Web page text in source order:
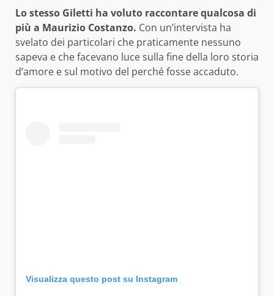
Lo stesso Giletti ha voluto raccontare qualcosa di
più a Maurizio Costanzo. Con un’intervista ha
svelato dei particolari che praticamente nessuno
sapeva e che facevano luce sulla fine della loro storia
d’amore e sul motivo del perché fosse accaduto.
Visualizza questo post su Instagram